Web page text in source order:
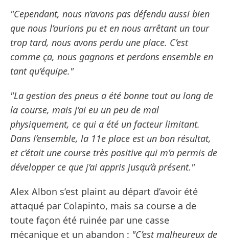
"Cependant, nous n’avons pas défendu aussi bien
que nous l’aurions pu et en nous arrêtant un tour
trop tard, nous avons perdu une place. C’est
comme ça, nous gagnons et perdons ensemble en
tant qu’équipe."
"La gestion des pneus a été bonne tout au long de
la course, mais j’ai eu un peu de mal
physiquement, ce qui a été un facteur limitant.
Dans l’ensemble, la 11e place est un bon résultat,
et c’était une course très positive qui m’a permis de
développer ce que j’ai appris jusqu’à présent."
Alex Albon s’est plaint au départ d’avoir été
attaqué par Colapinto, mais sa course a de
toute façon été ruinée par une casse
mécanique et un abandon : "C’est malheureux de